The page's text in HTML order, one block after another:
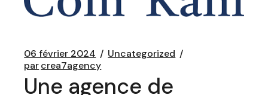
06 février 2024
Uncategorized
parcrea7agency
Une agence de